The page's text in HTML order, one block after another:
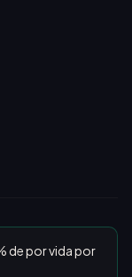
de por vida por